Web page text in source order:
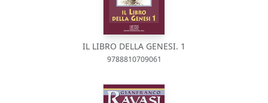
IL LIBRO DELLA GENESI. 1
9788810709061